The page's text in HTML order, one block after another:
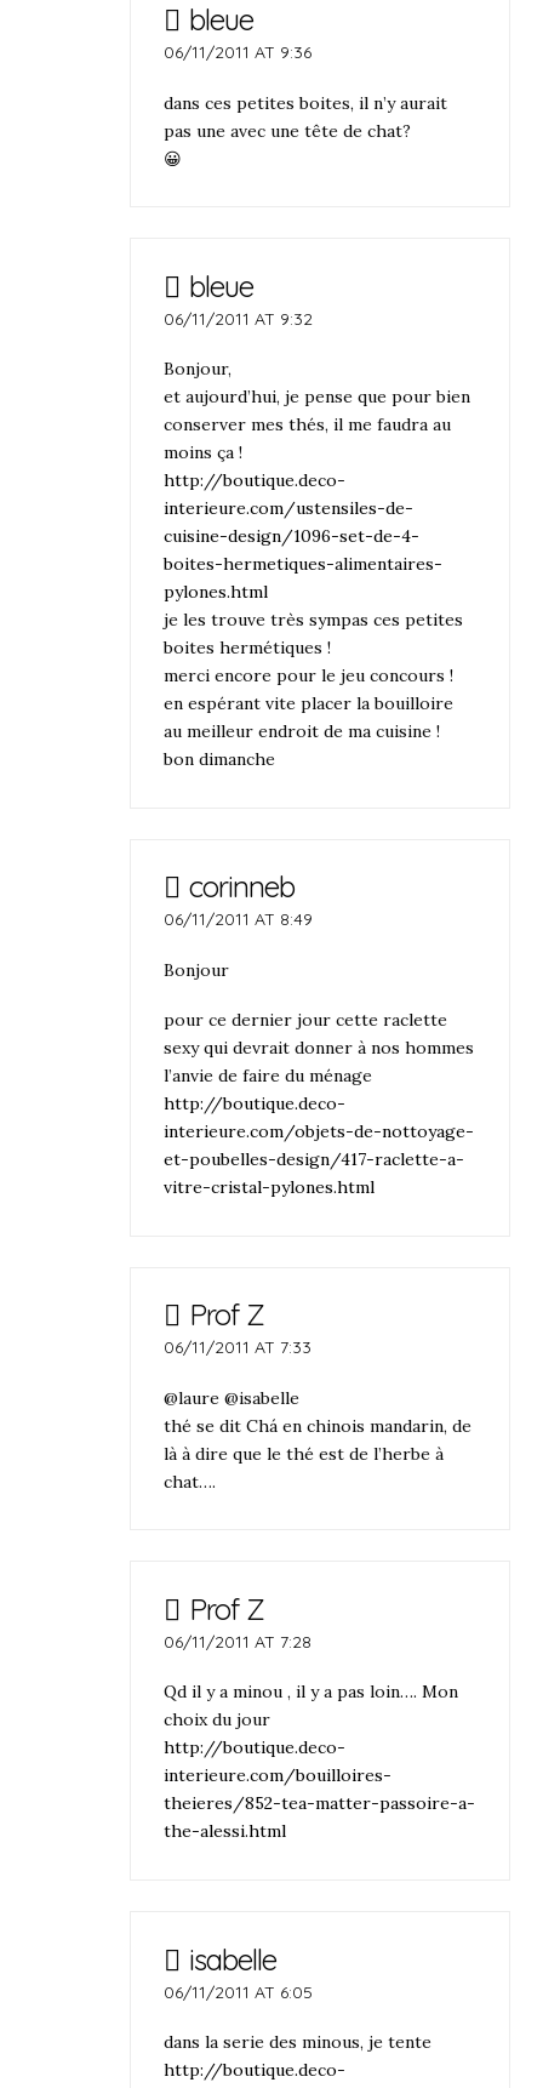
bleue
06/11/2011 AT 9:36
dans ces petites boites, il n’y aurait
pas une avec une tête de chat?
😀
bleue
06/11/2011 AT 9:32
Bonjour,
et aujourd’hui, je pense que pour bien
conserver mes thés, il me faudra au
moins ça !
http://boutique.deco-
interieure.com/ustensiles-de-
cuisine-design/1096-set-de-4-
boites-hermetiques-alimentaires-
pylones.html
je les trouve très sympas ces petites
boites hermétiques !
merci encore pour le jeu concours !
en espérant vite placer la bouilloire
au meilleur endroit de ma cuisine !
bon dimanche
corinneb
06/11/2011 AT 8:49
Bonjour
pour ce dernier jour cette raclette
sexy qui devrait donner à nos hommes
l’anvie de faire du ménage
http://boutique.deco-
interieure.com/objets-de-nottoyage-
et-poubelles-design/417-raclette-a-
vitre-cristal-pylones.html
Prof Z
06/11/2011 AT 7:33
@laure @isabelle
thé se dit Chá en chinois mandarin, de
là à dire que le thé est de l’herbe à
chat….
Prof Z
06/11/2011 AT 7:28
Qd il y a minou , il y a pas loin…. Mon
choix du jour
http://boutique.deco-
interieure.com/bouilloires-
theieres/852-tea-matter-passoire-a-
the-alessi.html
isabelle
06/11/2011 AT 6:05
dans la serie des minous, je tente
http://boutique.deco-